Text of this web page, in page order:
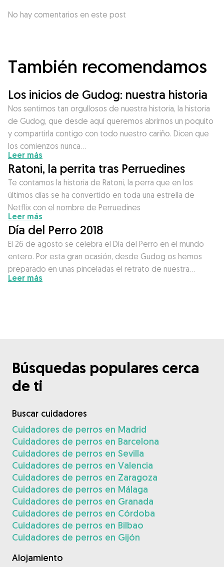
No hay comentarios en este post
También recomendamos
Los inicios de Gudog: nuestra historia
Nos sentimos tan orgullosos de nuestra historia, la historia
de Gudog, que desde aquí queremos abrirnos un poquito
y compartirla contigo con todo nuestro cariño. Dicen que
los comienzos nunca…
Leer más
Ratoni, la perrita tras Perruedines
Te contamos la historia de Ratoni, la perra que en los
últimos días se ha convertido en toda una estrella de
Netflix con el nombre de Perruedines
Leer más
Día del Perro 2018
El 26 de agosto se celebra el Día del Perro en el mundo
entero. Por esta gran ocasión, desde Gudog os hemos
preparado en unas pinceladas el retrato de nuestra…
Leer más
Búsquedas populares cerca
de ti
Buscar cuidadores
Cuidadores de perros en Madrid
Cuidadores de perros en Barcelona
Cuidadores de perros en Sevilla
Cuidadores de perros en Valencia
Cuidadores de perros en Zaragoza
Cuidadores de perros en Málaga
Cuidadores de perros en Granada
Cuidadores de perros en Córdoba
Cuidadores de perros en Bilbao
Cuidadores de perros en Gijón
Alojamiento